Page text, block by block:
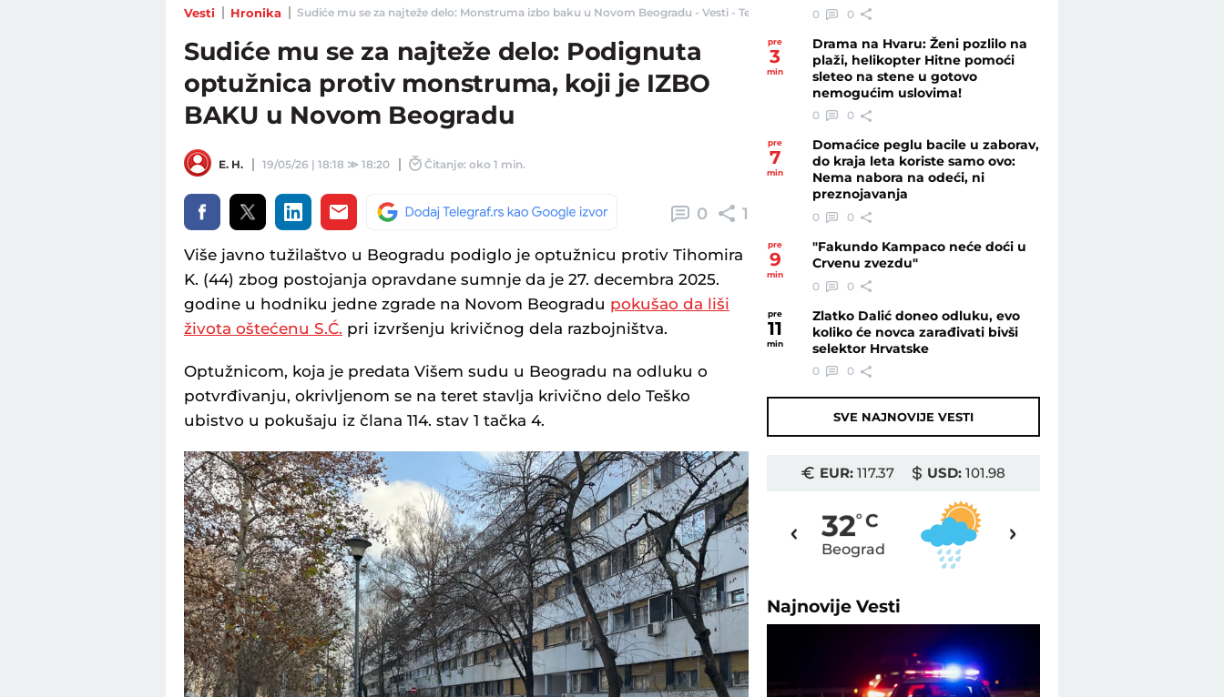
Vesti Hronika Sudiće mu se za najteže delo: Monstruma izbo baku u Novom Beogradu - Vesti - Telegraf.rs
Sudiće mu se za najteže delo: Podignuta
optužnica protiv monstruma, koji je IZBO
BAKU u Novom Beogradu
E. H. 19/05/26 | 18:18 ≫ 18:20 Čitanje: oko 1 min.
0 1
Više javno tužilaštvo u Beogradu podiglo je optužnicu protiv Tihomira
K. (44) zbog postojanja opravdane sumnje da je 27. decembra 2025.
godine u hodniku jedne zgrade na Novom Beogradu pokušao da liši
života oštećenu S.Ć. pri izvršenju krivičnog dela razbojništva.
Optužnicom, koja je predata Višem sudu u Beogradu na odluku o
potvrđivanju, okrivljenom se na teret stavlja krivično delo Teško
ubistvo u pokušaju iz člana 114. stav 1 tačka 4.
0 0
pre
3
min
Drama na Hvaru: Ženi pozlilo na
plaži, helikopter Hitne pomoći
sleteo na stene u gotovo
nemogućim uslovima!
0 0
pre
7
min
Domaćice peglu bacile u zaborav,
do kraja leta koriste samo ovo:
Nema nabora na odeći, ni
preznojavanja
0 0
pre
9
min
"Fakundo Kampaco neće doći u
Crvenu zvezdu"
0 0
pre
11
min
Zlatko Dalić doneo odluku, evo
koliko će novca zarađivati bivši
selektor Hrvatske
0 0
SVE NAJNOVIJE VESTI
EUR:117.37 USD: 101.98
32o C
Priština
32o C
Beograd
NajnovijeVesti